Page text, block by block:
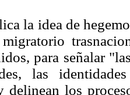
la idea de
para señalar
las
delinean los